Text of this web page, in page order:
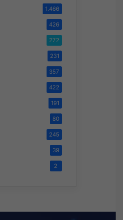
1.466
426
272
231
357
422
191
80
245
39
2